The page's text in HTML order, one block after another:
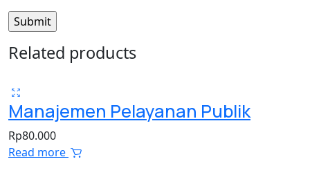
Related products
Manajemen Pelayanan Publik
Rp80.000
Read more